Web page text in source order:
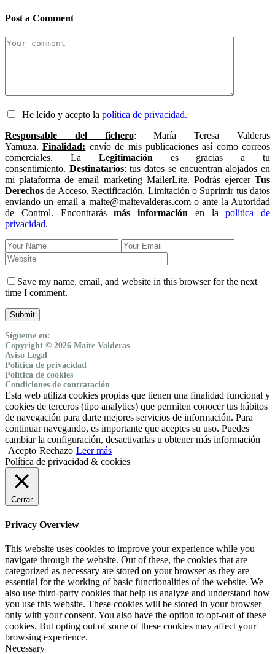
Post a Comment
He leído y acepto la política de privacidad.
Responsable del fichero: María Teresa Valderas
Yamuza.Finalidad: envío de mis publicaciones así como correos
comerciales. La Legitimación es gracias a tu
consentimiento. Destinatarios: tus datos se encuentran alojados en
mi plataforma de email marketing MailerLite. Podrás ejercer Tus
Derechos de Acceso, Rectificación, Limitación o Suprimir tus datos
enviando un email a maite@maitevalderas.com o ante la Autoridad
de Control. Encontrarásmás información en lapolítica de
privacidad.
Save my name, email, and website in this browser for the next
time I comment.
Submit
Sígueme en:
Copyright © 2026 Maite Valderas
Aviso Legal
Política de privacidad
Política de cookies
Condiciones de contratación
Esta web utiliza cookies propias que tienen una finalidad funcional y
cookies de terceros (tipo analytics) que permiten conocer tus hábitos
de navegación para darte mejores servicios de información. Para
continuar navegando, es importante que aceptes su uso. Puedes
cambiar la configuración, desactivarlas u obtener más información
Acepto Rechazo Leer más
Política de privacidad & cookies
Cerrar
Privacy Overview
This website uses cookies to improve your experience while you
navigate through the website. Out of these, the cookies that are
categorized as necessary are stored on your browser as they are
essential for the working of basic functionalities of the website. We
also use third-party cookies that help us analyze and understand how
you use this website. These cookies will be stored in your browser
only with your consent. You also have the option to opt-out of these
cookies. But opting out of some of these cookies may affect your
browsing experience.
Necessary